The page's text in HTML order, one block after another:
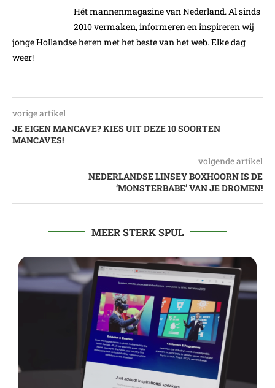
Hét mannenmagazine van Nederland. Al sinds
2010 vermaken, informeren en inspireren wij
jonge Hollandse heren met het beste van het web. Elke dag
weer!
vorige artikel
JE EIGEN MANCAVE? KIES UIT DEZE 10 SOORTEN
MANCAVES!
volgende artikel
NEDERLANDSE LINSEY BOXHOORN IS DE
‘MONSTERBABE’ VAN JE DROMEN!
MEER STERK SPUL